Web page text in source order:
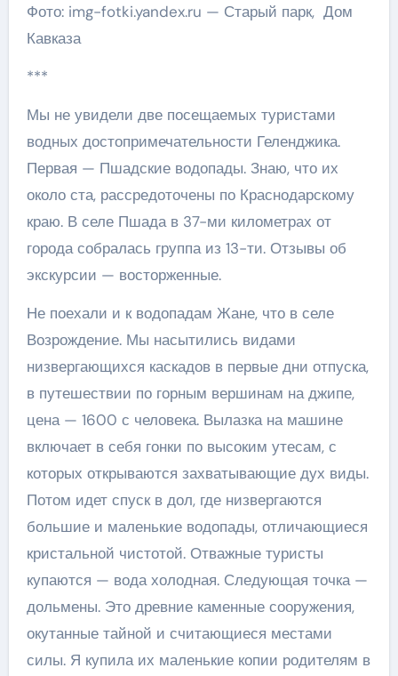
Фото: img-fotki.yandex.ru — Старый парк, Дом
Кавказа
***
Мы не увидели две посещаемых туристами
водных достопримечательности Геленджика.
Первая — Пшадские водопады. Знаю, что их
около ста, рассредоточены по Краснодарскому
краю. В селе Пшада в 37-ми километрах от
города собралась группа из 13-ти. Отзывы об
экскурсии — восторженные.
Не поехали и к водопадам Жане, что в селе
Возрождение. Мы насытились видами
низвергающихся каскадов в первые дни отпуска,
в путешествии по горным вершинам на джипе,
цена — 1600 с человека. Вылазка на машине
включает в себя гонки по высоким утесам, с
которых открываются захватывающие дух виды.
Потом идет спуск в дол, где низвергаются
большие и маленькие водопады, отличающиеся
кристальной чистотой. Отважные туристы
купаются — вода холодная. Следующая точка —
дольмены. Это древние каменные сооружения,
окутанные тайной и считающиеся местами
силы. Я купила их маленькие копии родителям в